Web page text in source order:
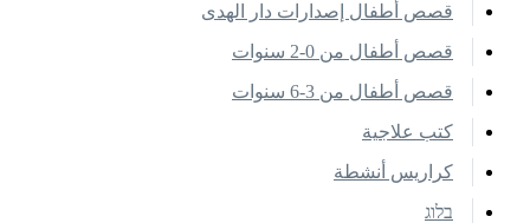
قصص أطفال إصدارات دار الهدى
قصص أطفال من 0-2 سنوات
قصص أطفال من 3-6 سنوات
كتب علاجية
كراريس أنشطة
בלוג